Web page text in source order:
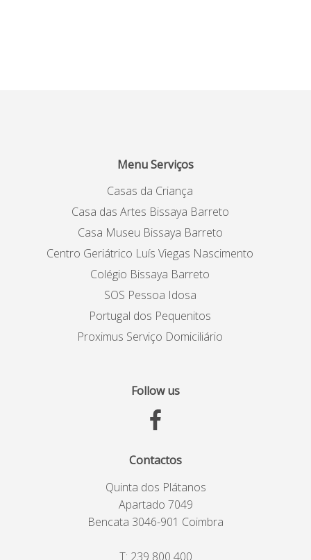
Menu Serviços
Casas da Criança
Casa das Artes Bissaya Barreto
Casa Museu Bissaya Barreto
Centro Geriátrico Luís Viegas Nascimento
Colégio Bissaya Barreto
SOS Pessoa Idosa
Portugal dos Pequenitos
Proximus Serviço Domiciliário
Follow us
Contactos
Quinta dos Plátanos
Apartado 7049
Bencata 3046-901 Coimbra
T: 239 800 400